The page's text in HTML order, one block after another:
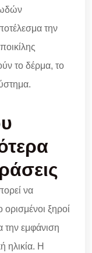
την
το δέρμα, το
να
ξηροί
την εμφάνιση
ηλικία. Η